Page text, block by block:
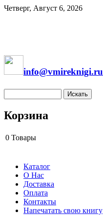
Четверг, Август 6, 2026
info@vmireknigi.ru
Корзина
0 Товары
Каталог
О Нас
Доставка
Оплата
Контакты
Напечатать свою книгу